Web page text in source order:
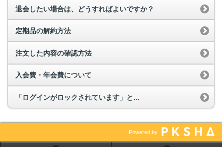
退会したい場合は、どうすればよいですか？
定期品の解約方法
注文した内容の確認方法
入会費・年会費について
「ログインがロックされています」と...
Powered by